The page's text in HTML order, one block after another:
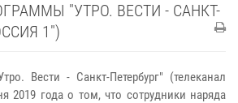
"УТРО. ВЕСТИ - САНКТ-
1")
Вести - Санкт-Петербург" (телеканал
2019 года о том, что сотрудники наряда